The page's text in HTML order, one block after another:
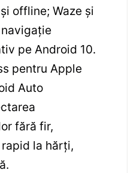
offline; Waze și
pe Android 10.
pentru Apple
Auto
fără fir,
la hărți,